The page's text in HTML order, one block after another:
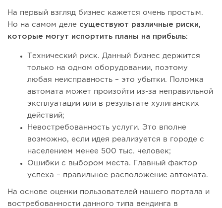
На первый взгляд бизнес кажется очень простым.
Но на самом деле существуют различные риски,
которые могут испортить планы на прибыль:
Технический риск. Данный бизнес держится
только на одном оборудовании, поэтому
любая неисправность – это убытки. Поломка
автомата может произойти из-за неправильной
эксплуатации или в результате хулиганских
действий;
Невостребованность услуги. Это вполне
возможно, если идея реализуется в городе с
населением менее 500 тыс. человек;
Ошибки с выбором места. Главный фактор
успеха – правильное расположение автомата.
На основе оценки пользователей нашего портала и
востребованности данного типа вендинга в